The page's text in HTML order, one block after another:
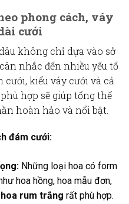
phong cách, váy
cưới
không chỉ dựa vào sở
nhắc đến nhiều yếu tố
kiểu váy cưới và cả
hợp sẽ giúp tổng thể
hoàn hảo và nổi bật.
đám cưới:
Những loại hoa có form
hoa hồng, hoa mẫu đơn,
hoa rum trắng rất phù hợp.